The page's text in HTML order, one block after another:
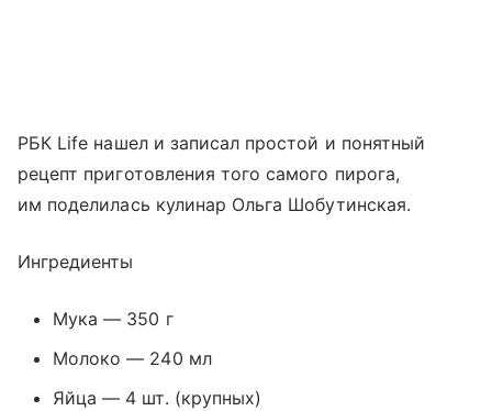
РБК Life нашел и записал простой и понятный
рецепт приготовления того самого пирога,
им поделилась кулинар Ольга Шобутинская.
Ингредиенты
Мука — 350 г
Молоко — 240 мл
Яйца — 4 шт. (крупных)